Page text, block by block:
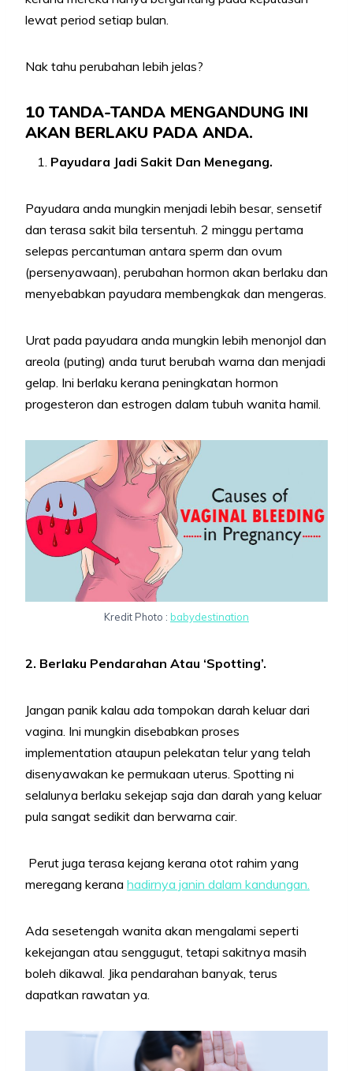
lewat period setiap bulan.
Nak tahu perubahan lebih jelas?
10 TANDA-TANDA MENGANDUNG INI
AKAN BERLAKU PADA ANDA.
Payudara Jadi Sakit Dan Menegang.
Payudara anda mungkin menjadi lebih besar, sensetif
dan terasa sakit bila tersentuh. 2 minggu pertama
selepas percantuman antara sperm dan ovum
(persenyawaan), perubahan hormon akan berlaku dan
menyebabkan payudara membengkak dan mengeras.
Urat pada payudara anda mungkin lebih menonjol dan
areola (puting) anda turut berubah warna dan menjadi
gelap. Ini berlaku kerana peningkatan hormon
progesteron dan estrogen dalam tubuh wanita hamil.
Kredit Photo : babydestination
2. Berlaku Pendarahan Atau ‘Spotting’.
Jangan panik kalau ada tompokan darah keluar dari
vagina. Ini mungkin disebabkan proses
implementation ataupun pelekatan telur yang telah
disenyawakan ke permukaan uterus. Spotting ni
selalunya berlaku sekejap saja dan darah yang keluar
pula sangat sedikit dan berwarna cair.
Perut juga terasa kejang kerana otot rahim yang
meregang kerana hadirnya janin dalam kandungan.
Ada sesetengah wanita akan mengalami seperti
kekejangan atau senggugut, tetapi sakitnya masih
boleh dikawal. Jika pendarahan banyak, terus
dapatkan rawatan ya.